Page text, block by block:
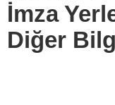
İmza
Diğer